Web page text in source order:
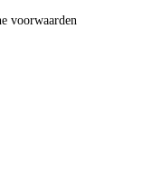
voorwaarden